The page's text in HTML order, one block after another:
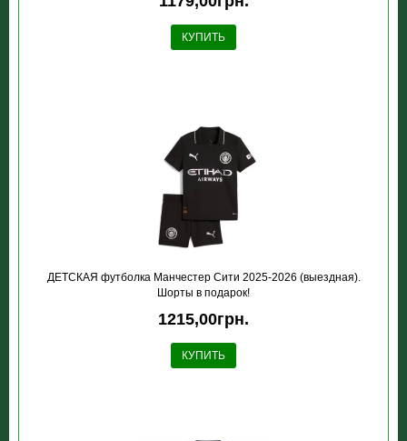
КУПИТЬ
ДЕТСКАЯ футболка Манчестер Сити 2025-2026 (выездная).
Шорты в подарок!
1215,00грн.
КУПИТЬ